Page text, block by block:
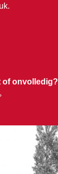
of onvolledig?